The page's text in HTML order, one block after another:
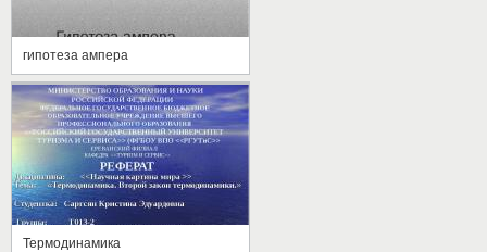
гипотеза ампера
Термодинамика